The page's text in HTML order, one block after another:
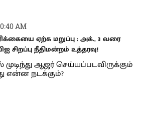
AM
ஏற்க மறுப்பு : அக்., 3 வரை
சிறப்பு நீதிமன்றம் உத்தரவு!